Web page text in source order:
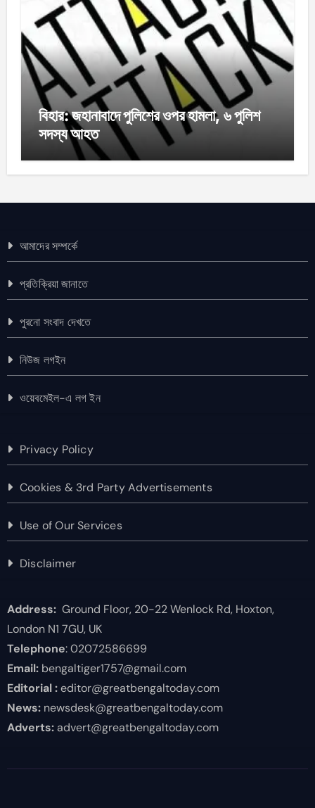
বিহার: জহানাবাদে পুলিশের ওপর হামলা, ৬ পুলিশ
সদস্য আহত
আমাদের সম্পর্কে
প্রতিক্রিয়া জানাতে
পুরনো সংবাদ দেখতে
নিউজ লগইন
ওয়েবমেইল-এ লগ ইন
Privacy Policy
Cookies & 3rd Party Advertisements
Use of Our Services
Disclaimer
Address:Ground Floor, 20-22 Wenlock Rd, Hoxton,
London N1 7GU, UK
Telephone: 02072586699
Email:bengaltiger1757@gmail.com
Editorial :editor@greatbengaltoday.com
News:newsdesk@greatbengaltoday.com
Adverts:advert@greatbengaltoday.com